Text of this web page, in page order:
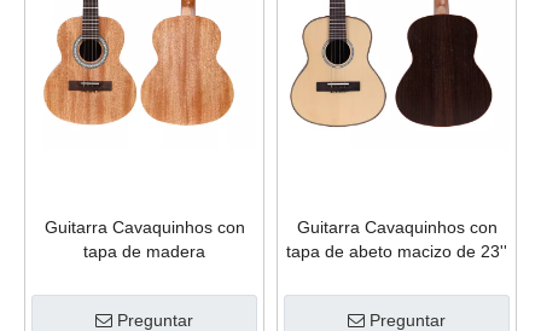
Guitarra Cavaquinhos con
tapa de madera
23'' CG77L
Preguntar
Guitarra Cavaquinhos con
tapa de abeto macizo de 23''
Preguntar